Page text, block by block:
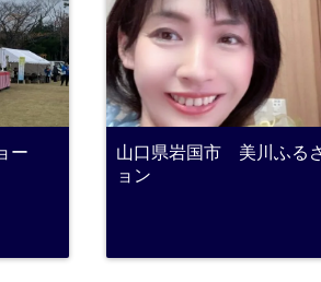
ー
山口県岩国市 美川ふる
ョン